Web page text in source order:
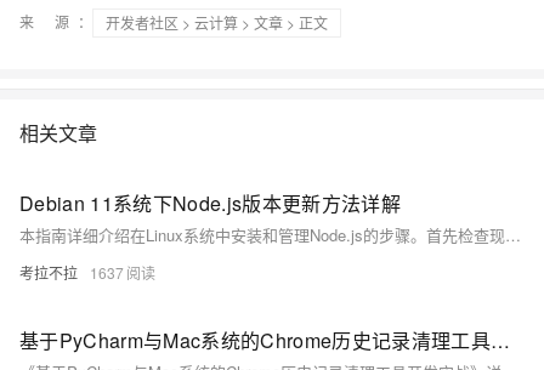
来 源：
开发者社区 > 云计算 > 文章 > 正文
相关文章
Debian 11系统下Node.js版本更新方法详解
本指南详细介绍在Linux系统中安装和管理Node.js的步骤。首先检查现有环境，包括查看当前版本和清除旧版本；接着通过NodeSource仓库安装最新版Node.js并验证安装结果。推荐使用nvm（Node Version Manager）进行多版本管理，便于切换和设置默认版本。同时，提供常见问题解决方法，如权限错误处理和全局模块迁移方案，以及版本回滚操作，确保用户能够灵活应对不同需求。
考拉不拉 1637
基于PyCharm与Mac系统的Chrome历史记录清理工具开发实战